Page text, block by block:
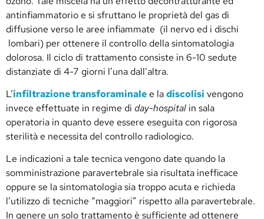
antinfiammatorio e si sfruttano le proprietà del gas di
diffusione verso le aree infiammate (il nervo ed i dischi
lombari) per ottenere il controllo della sintomatologia
dolorosa. Il ciclo di trattamento consiste in 6-10 sedute
distanziate di 4-7 giorni l’una dall’altra.
L’infiltrazione transforaminalee ladiscolisi vengono
invece effettuate in regime di day-hospital in sala
operatoria in quanto deve essere eseguita con rigorosa
sterilità e necessita del controllo radiologico.
Le indicazioni a tale tecnica vengono date quando la
somministrazione paravertebrale sia risultata inefficace
oppure se la sintomatologia sia troppo acuta e richieda
l’utilizzo di tecniche “maggiori” rispetto alla paravertebrale.
In genere un solo trattamento è sufficiente ad ottenere